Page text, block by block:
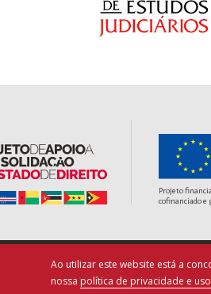
Ao utilizar este website está a
nossa política de privacidade e
Projeto
cofinanciado e